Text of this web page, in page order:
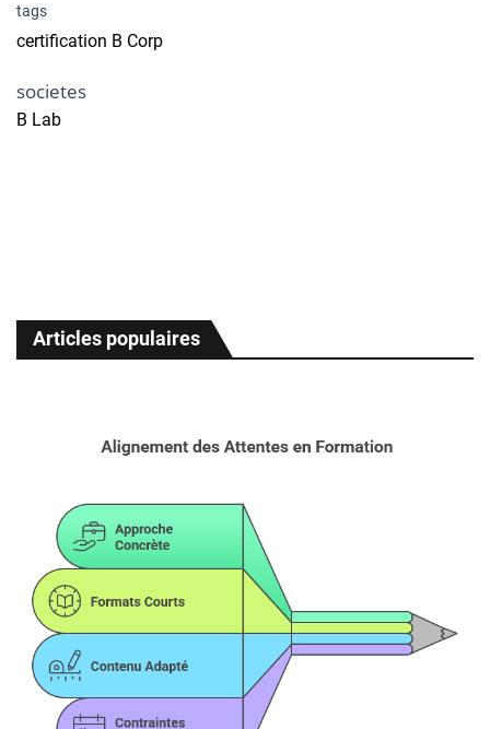
tags
certification B Corp
societes
B Lab
Articles populaires